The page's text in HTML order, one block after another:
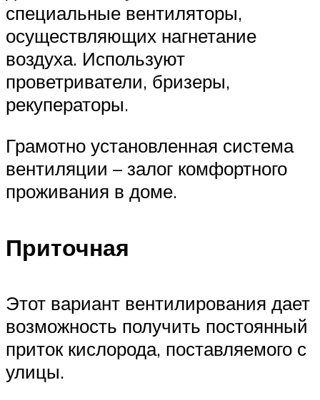
специальные вентиляторы,
осуществляющих нагнетание
воздуха. Используют
проветриватели, бризеры,
рекуператоры.
Грамотно установленная система
вентиляции – залог комфортного
проживания в доме.
Приточная
Этот вариант вентилирования дает
возможность получить постоянный
приток кислорода, поставляемого с
улицы.